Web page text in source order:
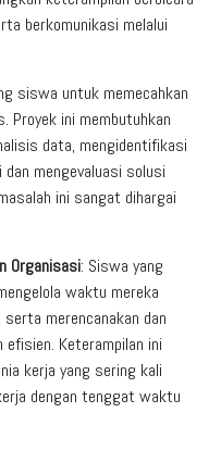
berkomunikasi melalui
siswa untuk memecahkan
Proyek ini membutuhkan
data, mengidentifikasi
mengevaluasi solusi
ini sangat dihargai
Organisasi: Siswa yang
waktu mereka
merencanakan dan
Keterampilan ini
kerja yang sering kali
dengan tenggat waktu